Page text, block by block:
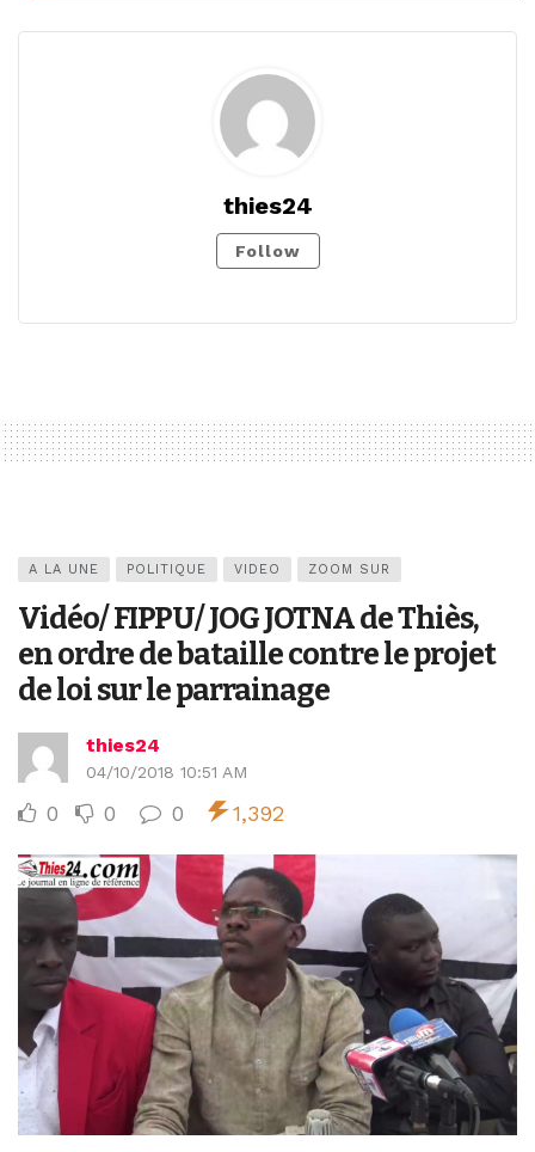
thies24
Follow
A LA UNE POLITIQUE VIDEO ZOOM SUR
Vidéo/ FIPPU/ JOG JOTNA de Thiès,
en ordre de bataille contre le projet
de loi sur le parrainage
thies24
04/10/2018 10:51 AM
0 0 0 1,392